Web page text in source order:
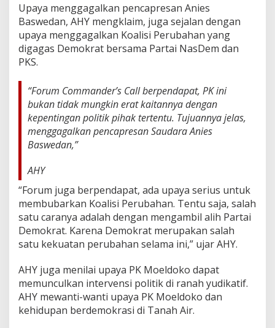
e
s
a
n
A
e
s
B
a
s
n
Upaya menggagalkan pencapresan Anies
Baswedan, AHY mengklaim, juga sejalan dengan
upaya menggagalkan Koalisi Perubahan yang
digagas Demokrat bersama Partai NasDem dan
PKS.
“Forum Commander’s Call berpendapat, PK ini
bukan tidak mungkin erat kaitannya dengan
kepentingan politik pihak tertentu. Tujuannya jelas,
menggagalkan pencapresan Saudara Anies
Baswedan,”
AHY
“Forum juga berpendapat, ada upaya serius untuk
membubarkan Koalisi Perubahan. Tentu saja, salah
satu caranya adalah dengan mengambil alih Partai
Demokrat. Karena Demokrat merupakan salah
satu kekuatan perubahan selama ini,” ujar AHY.
AHY juga menilai upaya PK Moeldoko dapat
memunculkan intervensi politik di ranah yudikatif.
AHY mewanti-wanti upaya PK Moeldoko dan
kehidupan berdemokrasi di Tanah Air.